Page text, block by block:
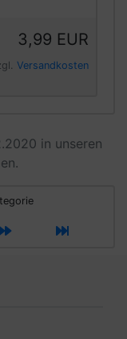
3,99 EUR
Versandkosten
in unseren